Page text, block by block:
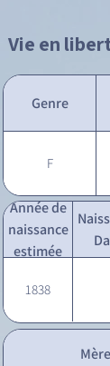
Vie en
Genre
F
Année de
naissance
estimée
1838